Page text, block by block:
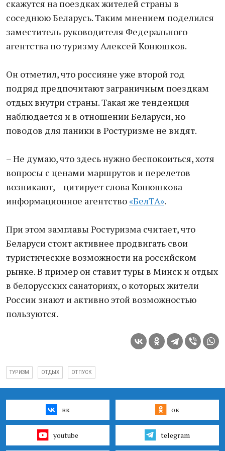
скажутся на поездках жителей страны в
соседнюю Беларусь. Таким мнением поделился
заместитель руководителя Федерального
агентства по туризму Алексей Конюшков.
Он отметил, что россияне уже второй год
подряд предпочитают заграничным поездкам
отдых внутри страны. Такая же тенденция
наблюдается и в отношении Беларуси, но
поводов для паники в Ростуризме не видят.
– Не думаю, что здесь нужно беспокоиться, хотя
вопросы с ценами маршрутов и перелетов
возникают, – цитирует слова Конюшкова
информационное агентство«БелТА».
При этом замглавы Ростуризма считает, что
Беларуси стоит активнее продвигать свои
туристические возможности на российском
рынке. В пример он ставит туры в Минск и отдых
в белорусских санаториях, о которых жители
России знают и активно этой возможностью
пользуются.
ТУРИЗМ ОТДЫХ ОТПУСК
вк ок
youtube telegram